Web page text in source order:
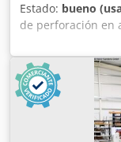
Estado: bueno
de perforación en
Voladizo: 300
Velocidad de
Amyjrf Tamaño de
columna: 155 mm
eje: MK 4
Dimensiones